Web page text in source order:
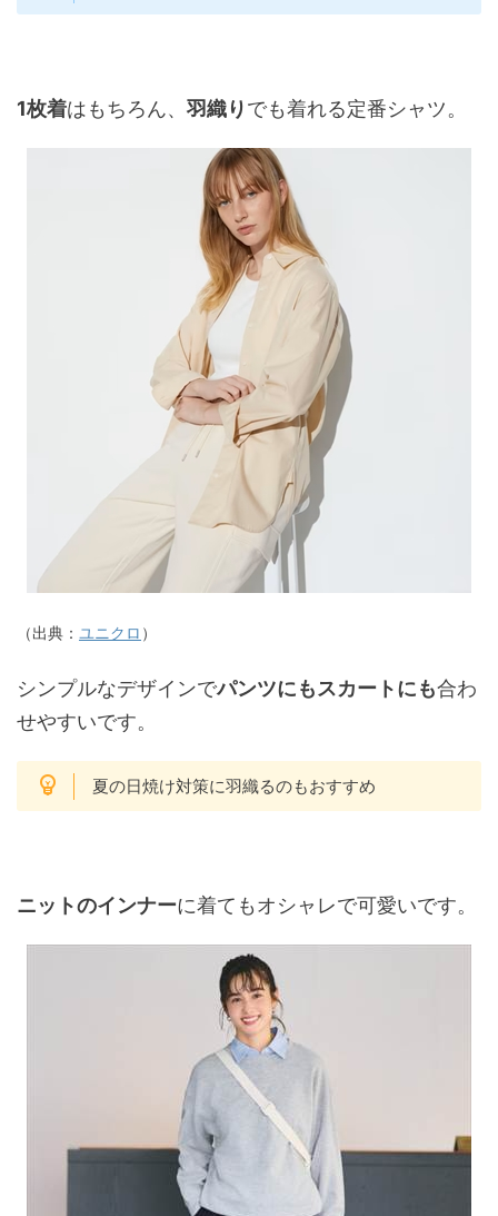
1枚着はもちろん、 羽織りでも着れる定番シャツ。
（出典： ユニクロ ）
シンプルなデザインでパンツにもスカートにも合わ
せやすいです。
夏の日焼け対策に羽織るのもおすすめ
ニットのインナーに着てもオシャレで可愛いです。